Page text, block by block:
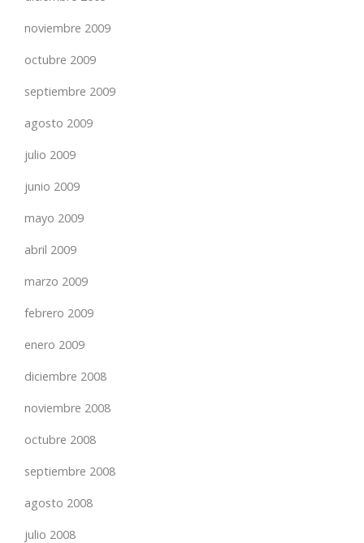
noviembre 2009
octubre 2009
septiembre 2009
agosto 2009
julio 2009
junio 2009
mayo 2009
abril 2009
marzo 2009
febrero 2009
enero 2009
diciembre 2008
noviembre 2008
octubre 2008
septiembre 2008
agosto 2008
julio 2008